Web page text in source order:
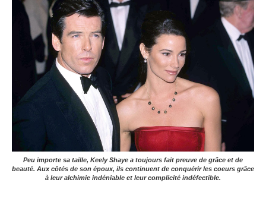
Peu importe sa taille, Keely Shaye a toujours fait preuve de grâce et de
beauté. Aux côtés de son époux, ils continuent de conquérir les coeurs grâce
à leur alchimie indéniable et leur complicité indéfectible.